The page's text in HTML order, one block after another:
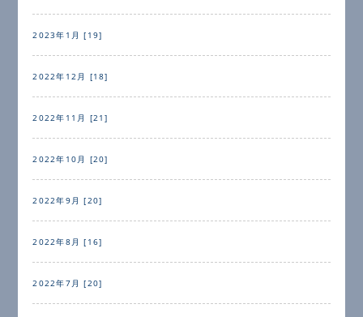
2023年1月 [19]
2022年12月 [18]
2022年11月 [21]
2022年10月 [20]
2022年9月 [20]
2022年8月 [16]
2022年7月 [20]